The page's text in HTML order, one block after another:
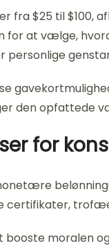
fra $25 til $100,
at vælge,
personlige
den opfattede
for
certifikater,
booste moralen